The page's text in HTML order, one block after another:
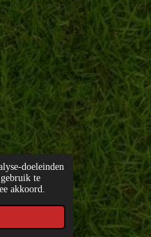
doeleinden
te
akkoord.